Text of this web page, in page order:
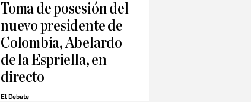
Toma de posesión del
nuevo presidente de
Colombia, Abelardo
de la Espriella, en
directo
El Debate